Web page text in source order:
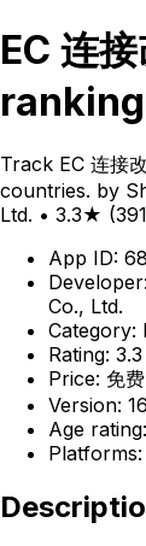
EC 连
Track EC 连接
countries. by
Ltd. • 3.3★
App ID:
Co., Ltd.
Category:
Rating:
Price: 免费
Version:
Age